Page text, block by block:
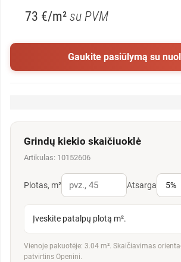
73 €/m² su PVM
Gaukite pasiūlymą su
Grindų kiekio skaičiuoklė
Artikulas: 10152606
Plotas, m² Atsarga
Įveskite patalpų plotą m².
Vienoje pakuotėje: 3.04 m². Skaičiavimas
patvirtins Openini.